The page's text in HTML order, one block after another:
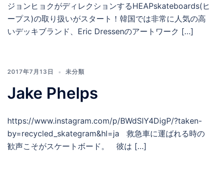
ジョンヒョクがディレクションするHEAPskateboards(ヒ
ープス)の取り扱いがスタート！韓国では非常に人気の高
いデッキブランド、Eric Dressenのアートワーク […]
2017年7月13日 未分類
Jake Phelps
https://www.instagram.com/p/BWdSlY4DigP/?taken-
by=recycled_skategram&hl=ja 救急車に運ばれる時の
歓声こそがスケートボード。 彼は […]